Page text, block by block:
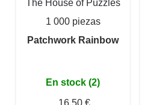
The House of Puzzles
1 000 piezas
Patchwork Rainbow
En stock (2)
16,50 €